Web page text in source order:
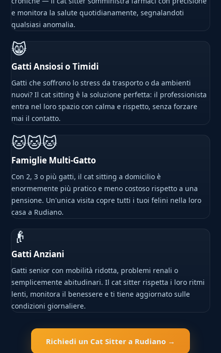
e monitora la salute quotidianamente, segnalandoti
qualsiasi anomalia.
😸
Gatti Ansiosi o Timidi
Gatti che soffrono lo stress da trasporto o da ambienti
nuovi? Il cat sitting è la soluzione perfetta: il professionista
entra nel loro spazio con calma e rispetto, senza forzare
mai il contatto.
🐱🐱🐱
Famiglie Multi-Gatto
Con 2, 3 o più gatti, il cat sitting a domicilio è
enormemente più pratico e meno costoso rispetto a una
pensione. Un'unica visita copre tutti i tuoi felini nella loro
casa a Rudiano.
👴
Gatti Anziani
Gatti senior con mobilità ridotta, problemi renali o
semplicemente abitudinari. Il cat sitter rispetta i loro ritmi
lenti, monitora il benessere e ti tiene aggiornato sulle
condizioni giornaliere.
Richiedi un Cat Sitter a Rudiano →